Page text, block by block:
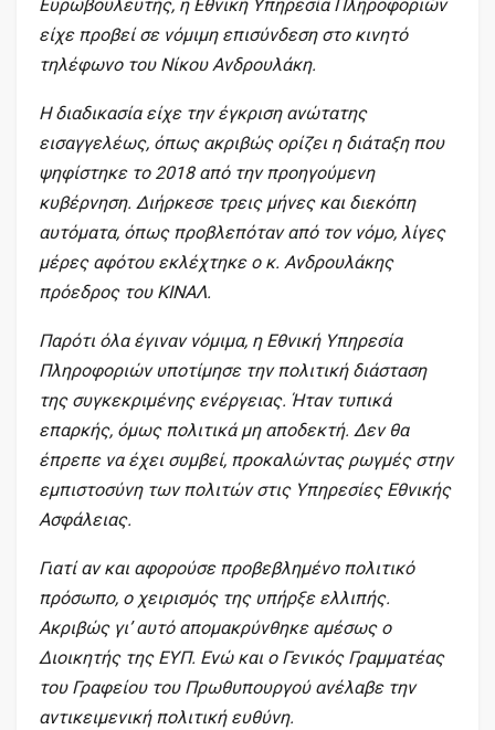
Ευρωβουλευτής, η Εθνική Υπηρεσία Πληροφοριών
είχε προβεί σε νόμιμη επισύνδεση στο κινητό
τηλέφωνο του Νίκου Ανδρουλάκη.
Η διαδικασία είχε την έγκριση ανώτατης
εισαγγελέως, όπως ακριβώς ορίζει η διάταξη που
ψηφίστηκε το 2018 από την προηγούμενη
κυβέρνηση. Διήρκεσε τρεις μήνες και διεκόπη
αυτόματα, όπως προβλεπόταν από τον νόμο, λίγες
μέρες αφότου εκλέχτηκε ο κ. Ανδρουλάκης
πρόεδρος του ΚΙΝΑΛ.
Παρότι όλα έγιναν νόμιμα, η Εθνική Υπηρεσία
Πληροφοριών υποτίμησε την πολιτική διάσταση
της συγκεκριμένης ενέργειας. Ήταν τυπικά
επαρκής, όμως πολιτικά μη αποδεκτή. Δεν θα
έπρεπε να έχει συμβεί, προκαλώντας ρωγμές στην
εμπιστοσύνη των πολιτών στις Υπηρεσίες Εθνικής
Ασφάλειας.
Γιατί αν και αφορούσε προβεβλημένο πολιτικό
πρόσωπο, ο χειρισμός της υπήρξε ελλιπής.
Ακριβώς γι’ αυτό απομακρύνθηκε αμέσως ο
Διοικητής της ΕΥΠ. Ενώ και ο Γενικός Γραμματέας
του Γραφείου του Πρωθυπουργού ανέλαβε την
αντικειμενική πολιτική ευθύνη.